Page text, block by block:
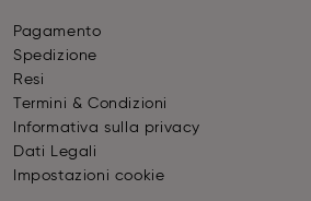
Pagamento
Spedizione
Resi
Termini & Condizioni
Informativa sulla privacy
Dati Legali
Impostazioni cookie